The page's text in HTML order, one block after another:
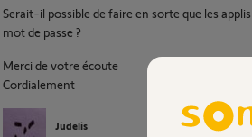
Serait-il possible de faire en sorte que les
mot de passe ?
Merci de votre écoute
Cordialement
Judelis